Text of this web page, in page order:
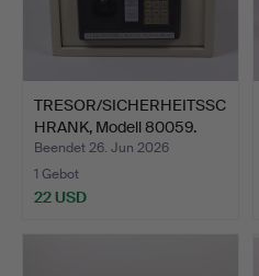
TRESOR/SICHERHEITSSC
HRANK, Modell 80059.
Beendet 26. Jun 2026
1 Gebot
22 USD